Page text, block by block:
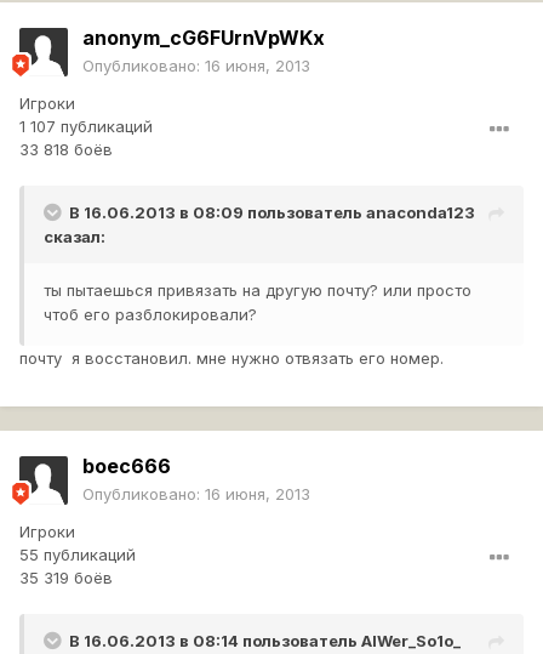
anonym_cG6FUrnVpWKx
Опубликовано: 16 июня, 2013
Игроки
1 107 публикаций
33 818 боёв
В 16.06.2013 в 08:09 пользователь anaconda123
сказал:
ты пытаешься привязать на другую почту? или просто
чтоб его разблокировали?
почту я восстановил. мне нужно отвязать его номер.
boec666
Опубликовано: 16 июня, 2013
Игроки
55 публикаций
35 319 боёв
В 16.06.2013 в 08:14 пользователь AlWer_So1o_